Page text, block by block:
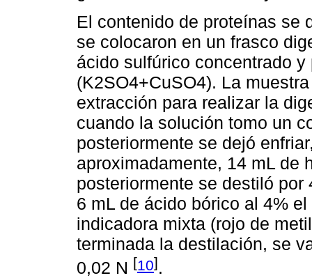
El contenido de proteínas se
se colocaron en un frasco
ácido sulfúrico concentrado
(K2SO4+CuSO4). La
extracción para realizar la
cuando la solución tomo un
posteriormente se dejó
aproximadamente, 14 mL de
posteriormente se destiló
6 mL de ácido bórico al 4%
indicadora mixta (rojo de
terminada la destilación, se
0,02 N [10].